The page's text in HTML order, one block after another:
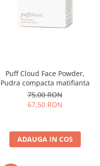
Puff Cloud Face Powder,
Pudra compacta matifianta
75,00 RON
67,50 RON
ADAUGA IN COS